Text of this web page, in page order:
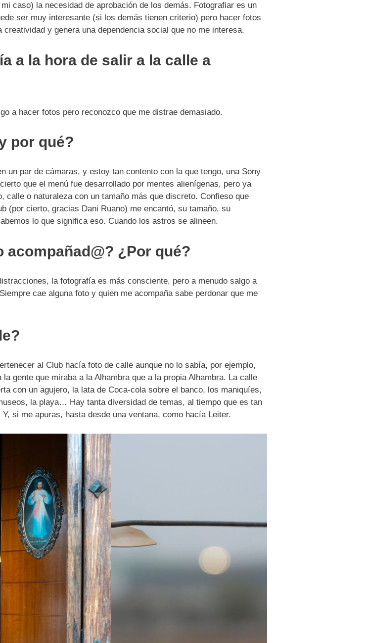
caso) la necesidad de aprobación de los demás. Fotografiar es un
ser muy interesante (si los demás tienen criterio) pero hacer fotos
creatividad y genera una dependencia social que no me interesa.
a la hora de salir a la calle a
a hacer fotos pero reconozco que me distrae demasiado.
por qué?
un par de cámaras, y estoy tan contento con la que tengo, una Sony
que el menú fue desarrollado por mentes alienígenas, pero ya
calle o naturaleza con un tamaño más que discreto. Confieso que
(por cierto, gracias Dani Ruano) me encantó, su tamaño, su
lo que significa eso. Cuando los astros se alineen.
¿Por qué?
la fotografía es más consciente, pero a menudo salgo a
cae alguna foto y quien me acompaña sabe perdonar que me
al Club hacía foto de calle aunque no lo sabía, por ejemplo,
gente que miraba a la Alhambra que a la propia Alhambra. La calle
con un agujero, la lata de Coca-cola sobre el banco, los maniquíes,
la playa… Hay tanta diversidad de temas, al tiempo que es tan
si me apuras, hasta desde una ventana, como hacía Leiter.